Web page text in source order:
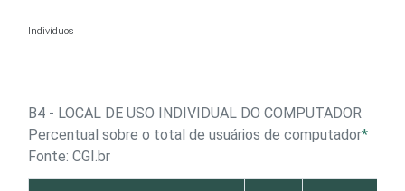
Indivíduos
B4 - LOCAL DE USO INDIVIDUAL DO COMPUTADOR
Percentual sobre o total de usuários de computador*
Fonte: CGI.br